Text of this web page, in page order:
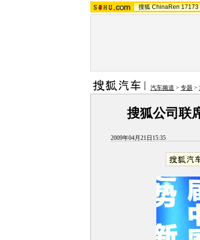
搜狐 ChinaRen 17173
汽车频道 > 专题 >
搜狐公司联
2009年04月21日15:35